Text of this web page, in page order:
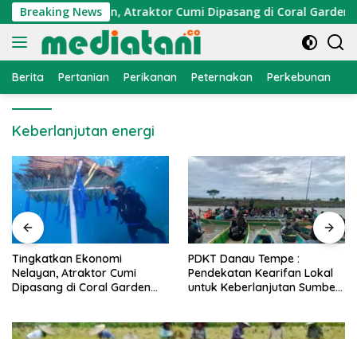
Langsung
ke
konten
Breaking News
Nelayan, Atraktor Cumi Dipasang di Coral Garden
Berita Pertanian Perikanan Peternakan Perkebunan
Keberlanjutan energi
PDKT Danau Tempe :
Pendekatan Kearifan Lokal
untuk Keberlanjutan Sumber
Cara Mengatasi
PMK pada Sapi
Alami dan Medis